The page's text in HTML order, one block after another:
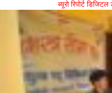
ब्यूरो रिपोर्ट